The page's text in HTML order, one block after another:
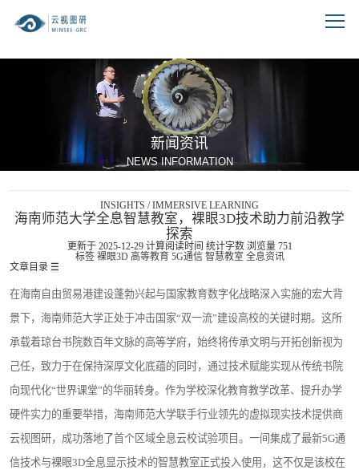
新闻资讯
NEWS INFORMATION
INSIGHTS / IMMERSIVE LEARNING
海南师范大学全息智慧教室，裸眼3D技术助力前沿教学
探索
更新于 2025-12-29 计算阅读时间 统计字数 浏览量 751
标签 裸眼3D 高等教育 5G通信 智慧教室 全息资讯
文章目录 ☰
在海南自由贸易港建设蓬勃兴起与国家教育数字化战略深入实施的宏大背
景下，海南师范大学正处于冲击国家“双一流”建设高校的关键时期。这所
承载着琼台书院数百年文脉的高等学府，始终将传承文明与开拓创新视为
己任，致力于在保持深厚文化底蕴的同时，通过技术赋能实现从传统书院
向现代化“世界课堂”的华丽转身。作为学校深化教育教学改革、提升办学
硬件实力的重要举措，海南师范大学联手行业领先的虚拟现实技术提供商
云视图研，成功落地了首个区域全息云校试验项目。一间集成了最新5G通
信技术与裸眼3D全息显示技术的智慧教室正式投入使用，这不仅是该校在